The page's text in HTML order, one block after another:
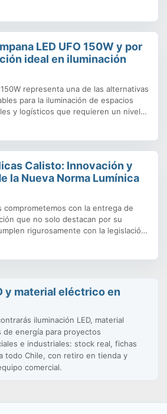
y alternativas. Por una parte, se
LED UFO 150W y por
ideal en iluminación
150W representa una de las alternativas
para la iluminación de espacios
y logísticos que requieren un nivel
uniforme y duradero. Este tipo de
Calisto: Innovación y
la Nueva Norma Lumínica
comprometemos con la entrega de
que no solo destacan por su
rigurosamente con la legislación
en vigor de la Nueva Norma Lumínica
y legales en todo el
y material eléctrico en
iluminación LED, material
energía para proyectos
e industriales: stock real, fichas
todo Chile, con retiro en tienda y
comercial.